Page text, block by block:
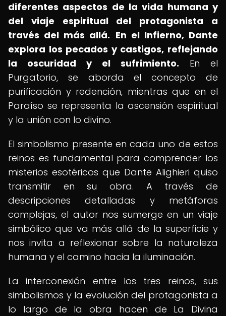
diferentes aspectos de la vida humana y
del viaje espiritual del protagonista a
través del más allá. En el Infierno, Dante
explora los pecados y castigos, reflejando
la oscuridad y el sufrimiento. En el
Purgatorio, se aborda el concepto de
purificación y redención, mientras que en el
Paraíso se representa la ascensión espiritual
y la unión con lo divino.
El simbolismo presente en cada uno de estos
reinos es fundamental para comprender los
misterios esotéricos que Dante Alighieri quiso
transmitir en su obra. A través de
descripciones detalladas y metáforas
complejas, el autor nos sumerge en un viaje
simbólico que va más allá de la superficie y
nos invita a reflexionar sobre la naturaleza
humana y el camino hacia la iluminación.
La interconexión entre los tres reinos, sus
simbolismos y la evolución del protagonista a
lo largo de la obra hacen de La Divina